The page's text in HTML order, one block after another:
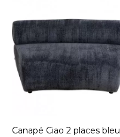
Canapé Ciao 2 places bleu